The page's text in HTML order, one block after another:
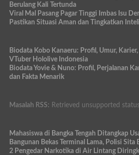
Berulang Kali Tertunda
Viral Mal Pasang Pagar Tinggi Imbas Isu
Pastikan Situasi Aman dan Tingkatkan
Biodata Kobo Kanaeru: Profil, Umur,
VTuber Hololive Indonesia
Biodata Yovie & Nuno: Profil, Perjalanan
dan Fakta Menarik
Masalah RSS: Retrieved unsupported
Mahasiswa di Bangka Tengah Ditangkap
Bangunan Bekas Terminal Lama, Polisi Sita
2 Pengedar Narkotika di Air Lintang